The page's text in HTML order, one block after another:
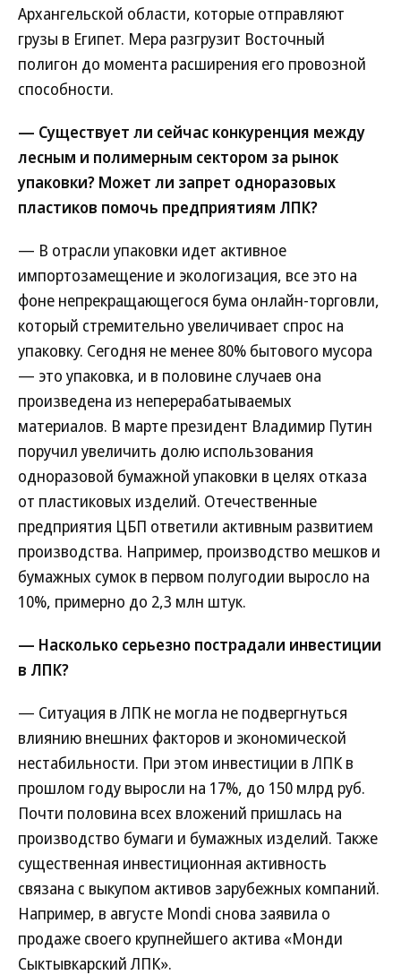
Архангельской области, которые отправляют
грузы в Египет. Мера разгрузит Восточный
полигон до момента расширения его провозной
способности.
— Существует ли сейчас конкуренция между
лесным и полимерным сектором за рынок
упаковки? Может ли запрет одноразовых
пластиков помочь предприятиям ЛПК?
— В отрасли упаковки идет активное
импортозамещение и экологизация, все это на
фоне непрекращающегося бума онлайн-торговли,
который стремительно увеличивает спрос на
упаковку. Сегодня не менее 80% бытового мусора
— это упаковка, и в половине случаев она
произведена из неперерабатываемых
материалов. В марте президент Владимир Путин
поручил увеличить долю использования
одноразовой бумажной упаковки в целях отказа
от пластиковых изделий. Отечественные
предприятия ЦБП ответили активным развитием
производства. Например, производство мешков и
бумажных сумок в первом полугодии выросло на
10%, примерно до 2,3 млн штук.
— Насколько серьезно пострадали инвестиции
в ЛПК?
— Ситуация в ЛПК не могла не подвергнуться
влиянию внешних факторов и экономической
нестабильности. При этом инвестиции в ЛПК в
прошлом году выросли на 17%, до 150 млрд руб.
Почти половина всех вложений пришлась на
производство бумаги и бумажных изделий. Также
существенная инвестиционная активность
связана с выкупом активов зарубежных компаний.
Например, в августе Mondi снова заявила о
продаже своего крупнейшего актива «Монди
Сыктывкарский ЛПК».